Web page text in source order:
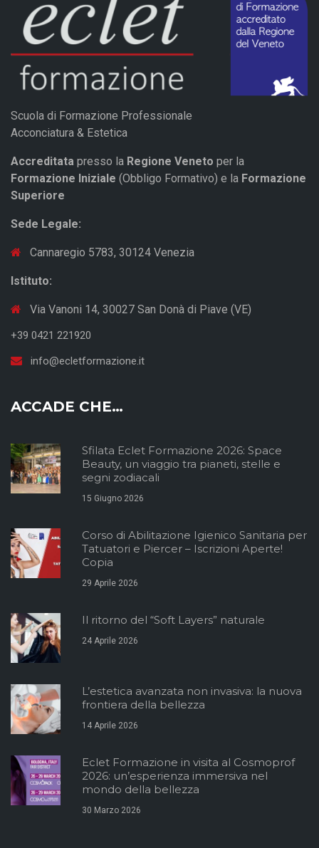
Scuola di Formazione Professionale
Acconciatura & Estetica
Accreditata presso la Regione Veneto per la
Formazione Iniziale (Obbligo Formativo) e la Formazione
Superiore
Sede Legale:
Cannaregio 5783, 30124 Venezia
Istituto:
Via Vanoni 14, 30027 San Donà di Piave (VE)
+39 0421 221920
info@ecletformazione.it
ACCADE CHE…
Sfilata Eclet Formazione 2026: Space
Beauty, un viaggio tra pianeti, stelle e
segni zodiacali
15 Giugno 2026
Corso di Abilitazione Igienico Sanitaria per
Tatuatori e Piercer – Iscrizioni Aperte!
Copia
29 Aprile 2026
Il ritorno del “Soft Layers” naturale
24 Aprile 2026
L’estetica avanzata non invasiva: la nuova
frontiera della bellezza
14 Aprile 2026
Eclet Formazione in visita al Cosmoprof
2026: un’esperienza immersiva nel
mondo della bellezza
30 Marzo 2026